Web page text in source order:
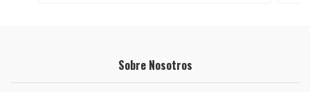
Sobre Nosotros